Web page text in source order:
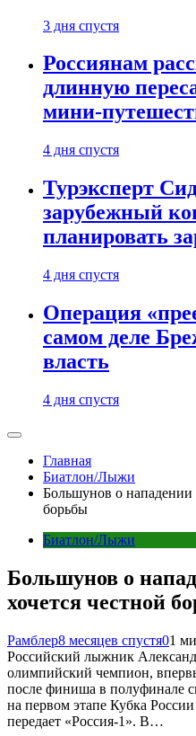
3 дня спустя
Россиянам
длинную
мини-
4 дня спустя
Турэксперт
зарубежный
планировать
4 дня спустя
Операция
самом деле
власть
4 дня спустя
Главная
Биатлон/Лыжи
Большунов о нападении
борьбы
Биатлон/Лыжи
Большунов о
хочется честной
Рамблер8 месяцев спустя01
Российский лыжник
олимпийский чемпион,
после финиша в полуфинале
на первом этапе Кубка
передает «Россия-1». В…